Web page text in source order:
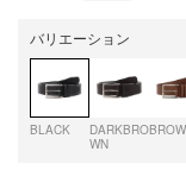
バリエーション
BLACK
DARKBRO
WN